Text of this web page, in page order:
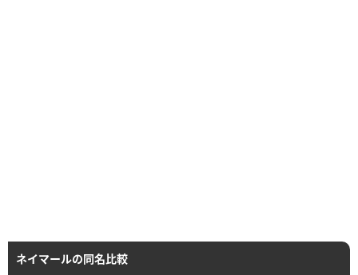
ネイマールの同名比較